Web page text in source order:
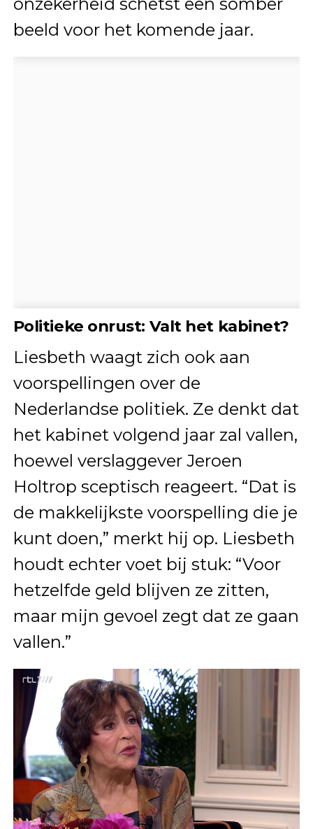
onzekerheid schetst een somber
beeld voor het komende jaar.
Politieke onrust: Valt het kabinet?
Liesbeth waagt zich ook aan
voorspellingen over de
Nederlandse politiek. Ze denkt dat
het kabinet volgend jaar zal vallen,
hoewel verslaggever Jeroen
Holtrop sceptisch reageert. “Dat is
de makkelijkste voorspelling die je
kunt doen,” merkt hij op. Liesbeth
houdt echter voet bij stuk: “Voor
hetzelfde geld blijven ze zitten,
maar mijn gevoel zegt dat ze gaan
vallen.”